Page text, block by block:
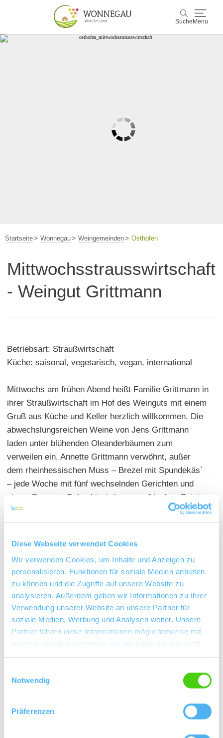
Diese Webseite verwendet Cookies
Wir verwenden Cookies, um Inhalte und Anzeigen zu
personalisieren, Funktionen für soziale Medien anbieten
zu können und die Zugriffe auf unsere Website zu
analysieren. Außerdem geben wir Informationen zu Ihrer
Verwendung unserer Website an unsere Partner für
soziale Medien, Werbung und Analysen weiter. Unsere
Partner führen diese Informationen möglicherweise mit
weiteren Daten zusammen, die Sie ihnen bereitgestellt
Notwendig
Präferenzen
Suche Menu
Kultur & Events
Startseite Wonnegau Weingemeinden Osthofen
Mittwochsstrausswirtschaft
- Weingut Grittmann
Betriebsart: Straußwirtschaft
Küche: saisonal, vegetarisch, vegan, international
Mittwochs am frühen Abend heißt Familie Grittmann in
ihrer Straußwirtschaft im Hof des Weinguts mit einem
Gruß aus Küche und Keller herzlich willkommen. Die
abwechslungsreichen Weine von Jens Grittmann
laden unter blühenden Oleanderbäumen zum
verweilen ein, Annette Grittmann verwöhnt, außer
dem rheinhessischen Muss – Brezel mit Spundekäs`
– jede Woche mit fünf wechselnden Gerichten und
einem Dessert. Gekocht wird nur aus frischen Zutaten
und ohne Geschmacksverstärker. Für Kinder ist ein
großer Spielbereich vorhanden.
Sitzplätze: innen 60 | außen 100 | geschlossene
Gesellschaft möglich | sep. Raum 15, 60
Termine: siehe Internetseite